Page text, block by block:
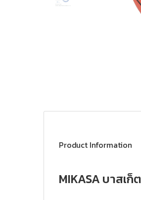
Product Information
MIKASA บาสเ